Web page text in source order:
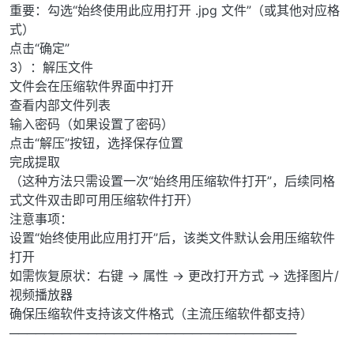
重要：勾选“始终使用此应用打开 .jpg 文件”（或其他对应格
式）
点击“确定”
3）：解压文件
文件会在压缩软件界面中打开
查看内部文件列表
输入密码（如果设置了密码）
点击“解压”按钮，选择保存位置
完成提取
（这种方法只需设置一次“始终用压缩软件打开”，后续同格
式文件双击即可用压缩软件打开）
注意事项：
设置“始终使用此应用打开”后，该类文件默认会用压缩软件
打开
如需恢复原状：右键 → 属性 → 更改打开方式 → 选择图片/
视频播放器
确保压缩软件支持该文件格式（主流压缩软件都支持）
─────────────────────────────────